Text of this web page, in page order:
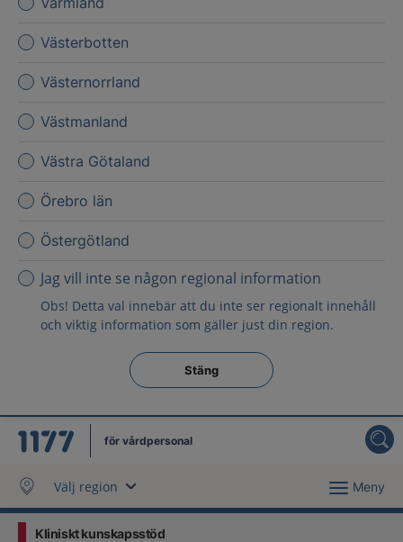
Västerbotten
Västernorrland
Västmanland
Västra Götaland
Örebro län
Östergötland
Jag vill inte se någon regional information
Obs! Detta val innebär att du inte ser regionalt innehåll
och viktig information som gäller just din region.
Stäng regionsväljaren
Stäng
för vårdpersonal
Välj region Meny
Kliniskt kunskapsstöd